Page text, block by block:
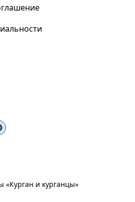
«Курган и курганцы»